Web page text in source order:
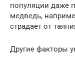
популяции даже
медведь,
страдает от
Другие факторы